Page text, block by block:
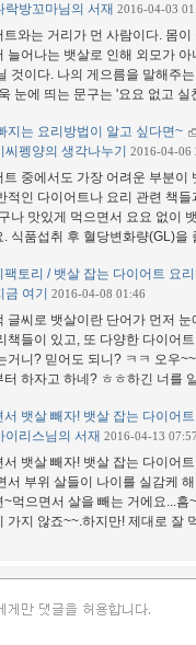
락방꼬마님의 서재 2016-04-03
트와는 거리가 먼 사람이다. 몸
늘어나는 뱃살로 인해 외모가
것이다. 나의 게으름을 말해주
눈에 띄는 문구는 '요요 없고
지는 요리방법이 알고 싶다면~
씨펭양의 생각나누기 2016-04-06
트 중에서도 가장 어려운 부분
적인 다이어트나 요리 관련 책
나 맛있게 먹으면서 요요 없이
. 식품섭취 후 혈당변화량(GL)을
팩토리 / 뱃살 잡는 다이어트 요
금 여기 2016-04-08 01:46
글씨로 뱃살이란 단어가 먼저
책들이 있고, 또 다양한 다이어
거니? 믿어도 되니? ㅋㅋ 오우
터 하자고 하네? ㅎㅎ하긴 너를
서 뱃살 빼자! 뱃살 잡는 다이어
이리스님의 서재 2016-04-13 07:57
서 뱃살 빼자! 뱃살 잡는 다이어
서 부위 살들이 나이를 실감케
~먹으면서 살을 빼는 거에요...
가지 않죠~~.하지만! 제대로 잘